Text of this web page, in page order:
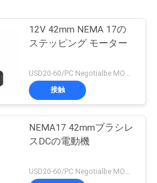
12V 42mm NEMA 17の
ステッピング モーター
USD20-60/PC Negotialbe MOQ:5PCS
接触
NEMA17 42mmブラシレ
スDCの電動機
USD20-60/PC Negotialbe MOQ:5PCS